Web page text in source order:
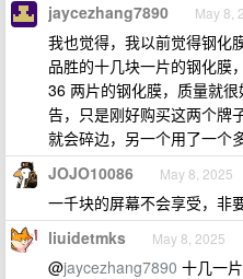
jaycezhang7890 May 8,
我也觉得，我以前觉得钢化
品胜的十几块一片的钢化膜
36 两片的钢化膜，质量就
告，只是刚好购买这两个牌
就会碎边，另一个用了一个
JOJO10086 May 8, 2025
一千块的屏幕不会享受，非
liuidetmks May 8, 2025
@jaycezhang7890 十几一